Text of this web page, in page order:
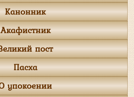
Канонник
Акафистник
пост
Пасха
упокоении